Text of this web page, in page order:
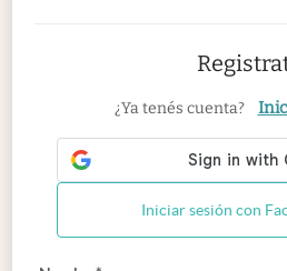
¿Ya tenés cuenta?
Iniciar sesión con